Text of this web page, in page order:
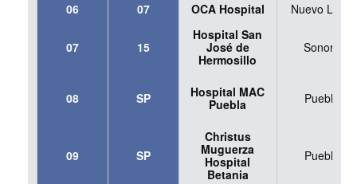
06
07 OCA Hospital Nuevo León
07 15
Hospital San
José de
Hermosillo
Sonora
08 SP
Hospital MAC
Puebla
Puebla
09 SP
Christus
Muguerza
Hospital
Betania
Puebla